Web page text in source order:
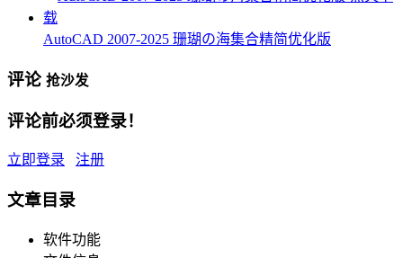
AutoCAD 2007-2025 珊瑚の海集合精简优化版
评论 抢沙发
评论前必须登录！
立即登录 注册
文章目录
软件功能